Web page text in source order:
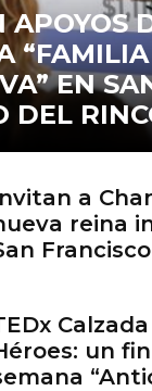
APOYOS
“FAMILIA
EN
DEL
a
reina
un